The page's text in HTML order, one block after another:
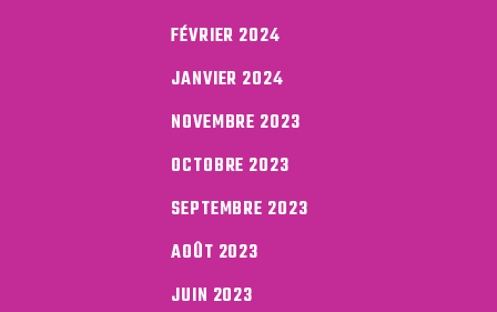
FÉVRIER 2024
JANVIER 2024
NOVEMBRE 2023
OCTOBRE 2023
SEPTEMBRE 2023
AOÛT 2023
JUIN 2023